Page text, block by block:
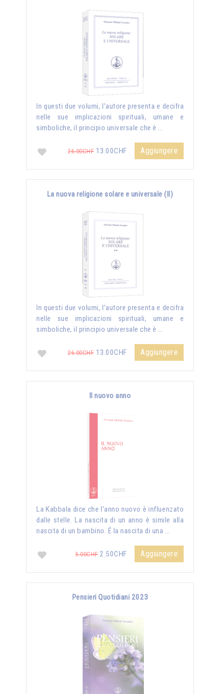
In questi due volumi, l’autore presenta e decifra
nelle sue implicazioni spirituali, umane e
simboliche, il principio universale che è …
26.00CHF 13.00CHF Aggiungere
La nuova religione solare e universale (II)
In questi due volumi, l’autore presenta e decifra
nelle sue implicazioni spirituali, umane e
simboliche, il principio universale che è …
26.00CHF 13.00CHF Aggiungere
Il nuovo anno
La Kabbala dice che l'anno nuovo è influenzato
dalle stelle. La nascita di un anno è simile alla
nascita di un bambino. É la nascita di una …
5.00CHF2.50CHF Aggiungere
Pensieri Quotidiani 2023